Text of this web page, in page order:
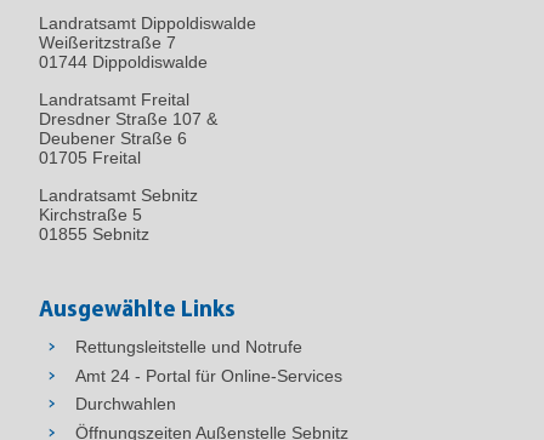
Landratsamt Dippoldiswalde
Weißeritzstraße 7
01744 Dippoldiswalde
Landratsamt Freital
Dresdner Straße 107 &
Deubener Straße 6
01705 Freital
Landratsamt Sebnitz
Kirchstraße 5
01855 Sebnitz
Ausgewählte Links
Rettungsleitstelle und Notrufe
Amt 24 - Portal für Online-Services
Durchwahlen
Öffnungszeiten Außenstelle Sebnitz